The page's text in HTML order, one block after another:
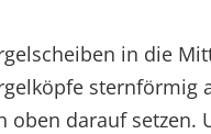
in die
sternförmig
oben darauf setzen.